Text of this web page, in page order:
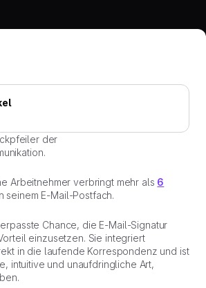
der
Arbeitnehmer verbringt mehr als 6
seinem E-Mail-Postfach.
Chance, die E-Mail-Signatur
einzusetzen. Sie integriert
in die laufende Korrespondenz und ist
intuitive und unaufdringliche Art,